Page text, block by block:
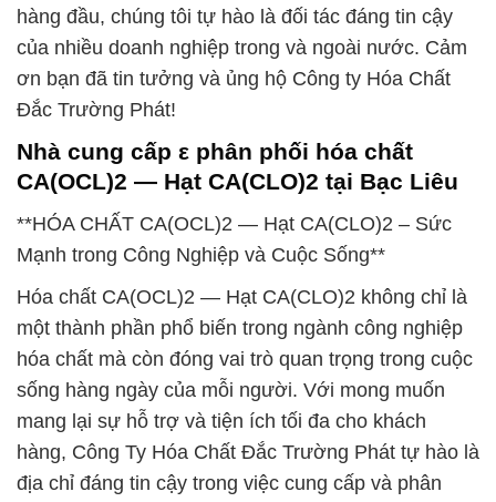
hàng đầu, chúng tôi tự hào là đối tác đáng tin cậy
của nhiều doanh nghiệp trong và ngoài nước. Cảm
ơn bạn đã tin tưởng và ủng hộ Công ty Hóa Chất
Đắc Trường Phát!
Nhà cung cấp ε phân phối hóa chất
CA(OCL)2 — Hạt CA(CLO)2 tại Bạc Liêu
**HÓA CHẤT CA(OCL)2 — Hạt CA(CLO)2 – Sức
Mạnh trong Công Nghiệp và Cuộc Sống**
Hóa chất CA(OCL)2 — Hạt CA(CLO)2 không chỉ là
một thành phần phổ biến trong ngành công nghiệp
hóa chất mà còn đóng vai trò quan trọng trong cuộc
sống hàng ngày của mỗi người. Với mong muốn
mang lại sự hỗ trợ và tiện ích tối đa cho khách
hàng, Công Ty Hóa Chất Đắc Trường Phát tự hào là
địa chỉ đáng tin cậy trong việc cung cấp và phân